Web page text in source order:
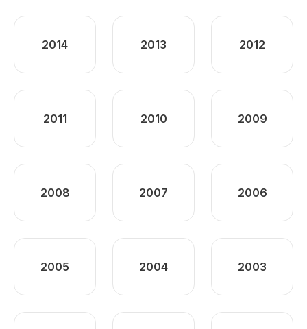
2014 2013 2012
2011 2010 2009
2008 2007 2006
2005 2004 2003